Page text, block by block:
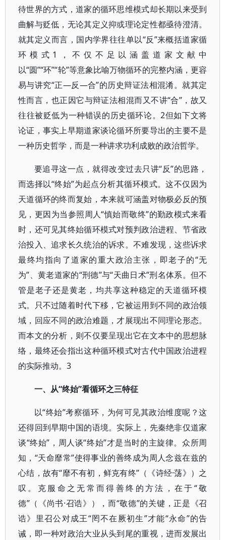
待世界的方式，道家的循环思维模式却长期以来受到
曲解与贬低，无论其定义抑或理论定性都亟待澄清。
就其定义而言，国内学界往往单以“反”来概括道家循
环模式1，不仅不足以涵盖道家文献中
以“圆”“环”“轮”等意象比喻万物循环的完整内涵，更容
易与讲究“正—反—合”的历史辩证法相混淆。就其定
性而言，也正因它与辩证法相混而又不讲“合”，故又
往往被贬低为一种错误的历史循环论。2但如下文将
论证，事实上早期道家谈论循环所要导出的主要不是
一种历史哲学，而是一种讲求功利成败的政治哲学。
要追寻这一点，就得改变过去只讲“反”的思路，
而选择以“终始”为起点分析其循环模式。这不仅因为
天道循环的终而复始，本来就可涵盖对物极必反的预
见，更因为当参照周人“慎始而敬终”的勤政模式来看
时，还可见其终始循环模式对预判政治进程、节省政
治投入、追求长久统治的诉求。不难发现，这些诉求
最终均指向了道家的重大政治主张，即老子的“无
为”、黄老道家的“刑德”与“天曲日术”刑名体系。但不
管是老子还是黄老，均共享这种稳定的天道循环模
式。只不过随着时代下移，它被运用到不同的政治领
域，回应不同的政治难题，才展现出不同理论形态。
而本文的分析，则不仅要呈现出它在文本中的思想脉
络，最终还会指出这种循环模式对古代中国政治进程
的实际推动。3
一、从“终始”看循环之三特征
以“终始”考察循环，为何可见其政治维度呢？这
还得回到早期中国的语境。实际上，先秦绝非仅道家
谈“终始”，周人谈“终始”才是当时的主旋律。众所周
知，“天命靡常”使得事业的善终成为周人念兹在兹的
心结，故有“靡不有初，鲜克有终”（《诗经·荡》）之
叹。克服命之无常而得善终的方法，在于“敬
德”（《尚书·召诰》），而“敬德”的关键，正是《召
诰》里召公对成王“罔不在厥初生”才能“永命”的告
诫，即一种对政治大业从头到尾的重视，进而发展出